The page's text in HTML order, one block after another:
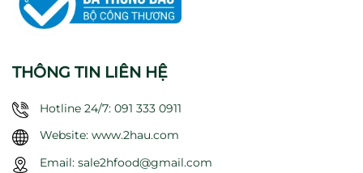
THÔNG TIN LIÊN HỆ
Hotline 24/7: 091 333 0911
Website: www.2hau.com
Email: sale2hfood@gmail.com